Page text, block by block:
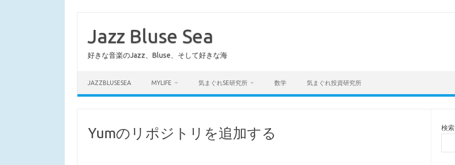
Jazz Bluse Sea
好きな音楽のJazz、Bluse、そして好きな海
JAZZBLUSESEA MYLIFE 気まぐれSE研究所 数学 気まぐれ投資研究所
Yumのリポジトリを追加する 検索